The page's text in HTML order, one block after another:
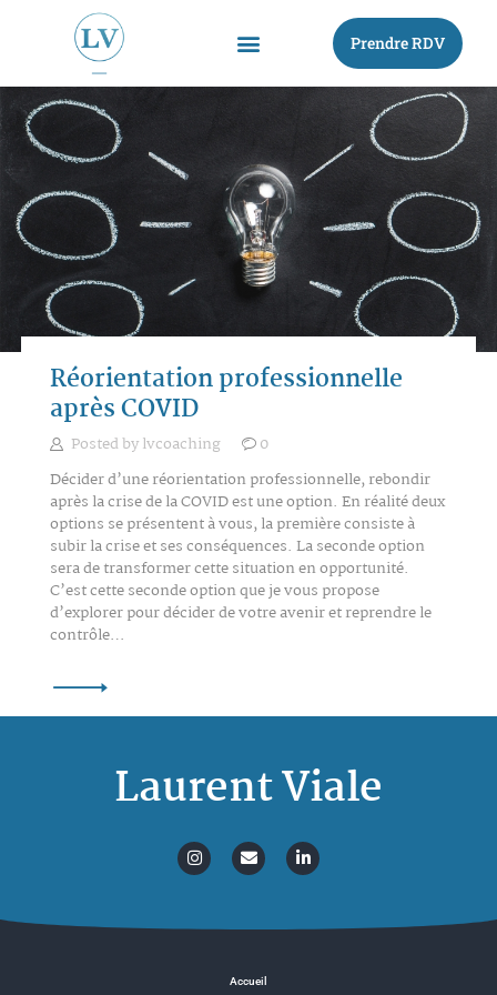
technologies telles que les cookies pour stocker et/ou accéder aux
Prendre RDV
Réorientation professionnelle
après COVID
Posted bylvcoaching
0
Décider d’une réorientation professionnelle, rebondir
après la crise de la COVID est une option. En réalité deux
options se présentent à vous, la première consiste à
subir la crise et ses conséquences. La seconde option
sera de transformer cette situation en opportunité.
C’est cette seconde option que je vous propose
d’explorer pour décider de votre avenir et reprendre le
contrôle…
Laurent Viale
Accueil